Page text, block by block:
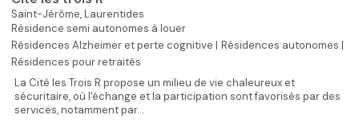
Saint-Jérôme,Laurentides
Résidence semi autonomes à louer
Résidences Alzheimer et perte cognitive | Résidences autonomes |
Résidences pour retraités
La Cité les Trois R propose un milieu de vie chaleureux et
sécuritaire, où l'échange et la participation sont favorisés par des
services, notamment par...